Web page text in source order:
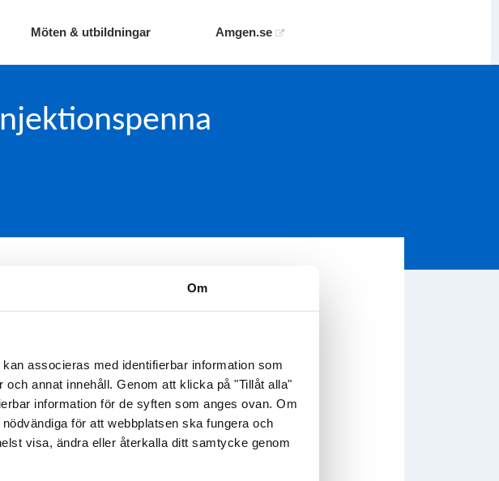
Om
associeras med identifierbar information som
annat innehåll. Genom att klicka på "Tillåt alla"
information för de syften som anges ovan. Om
för att webbplatsen ska fungera och
visa, ändra eller återkalla ditt samtycke genom
Möten & utbildningar Amgen.se
injektionspenna. Distribueras endast via
priser,